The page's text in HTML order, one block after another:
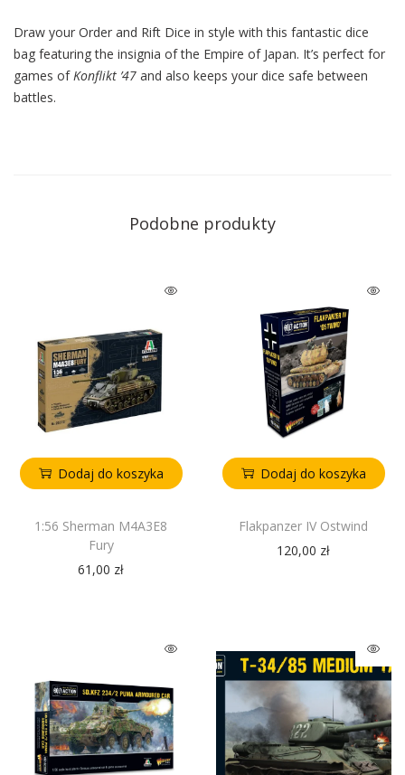
Draw your Order and Rift Dice in style with this fantastic dice
bag featuring the insignia of the Empire of Japan. It’s perfect for
games ofKonflikt ’47 and also keeps your dice safe between
battles.
Podobne produkty
Dodaj do koszyka
1:56 Sherman M4A3E8
Fury
61,00 zł
Dodaj do koszyka
Flakpanzer IV Ostwind
120,00 zł